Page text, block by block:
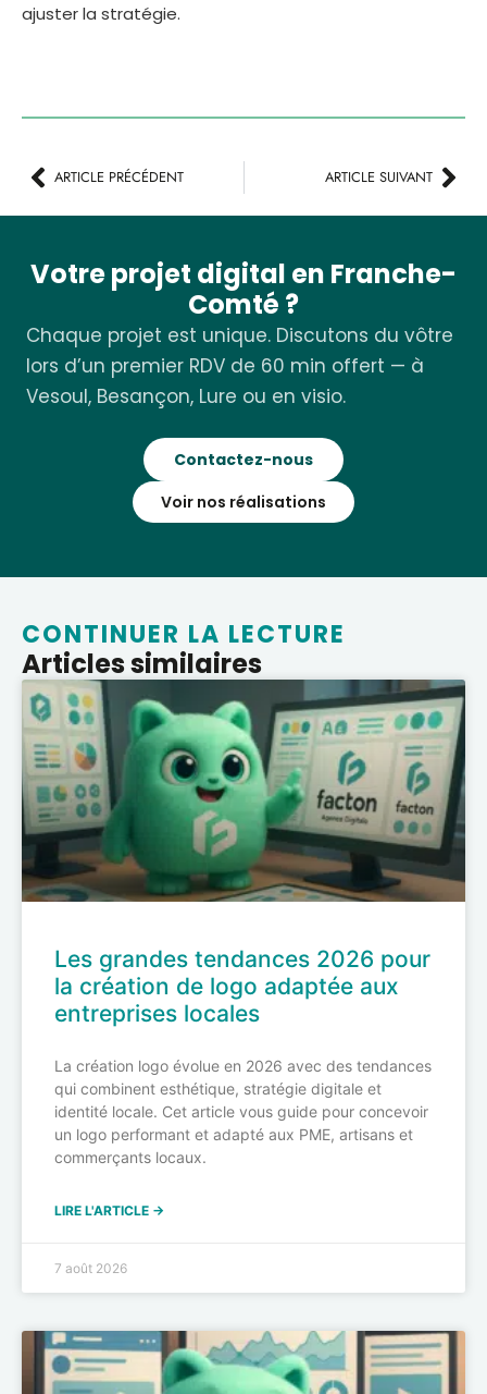
ajuster la stratégie.
ARTICLE PRÉCÉDENT ARTICLE SUIVANT
Votre projet digital en Franche-
Comté ?
Chaque projet est unique. Discutons du vôtre
lors d’un premier RDV de 60 min offert — à
Vesoul, Besançon, Lure ou en visio.
Contactez-nous
Voir nos réalisations
CONTINUER LA LECTURE
Articles similaires
Les grandes tendances 2026 pour
la création de logo adaptée aux
entreprises locales
La création logo évolue en 2026 avec des tendances
qui combinent esthétique, stratégie digitale et
identité locale. Cet article vous guide pour concevoir
un logo performant et adapté aux PME, artisans et
commerçants locaux.
LIRE L'ARTICLE →
7 août 2026